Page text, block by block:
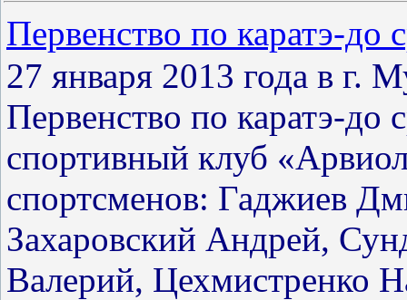
Первенство по каратэ-до
27 января 2013 года в г.
Первенство по каратэ-до
спортивный клуб
спортсменов: Гаджиев
Захаровский Андрей,
Валерий, Цехмистренко